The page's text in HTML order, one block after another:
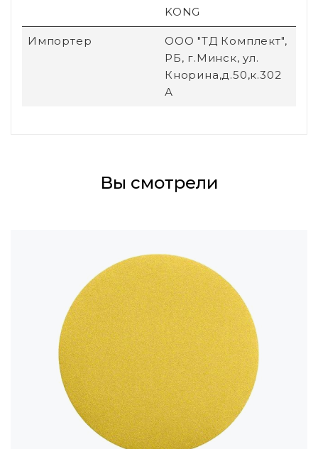
KONG
Импортер
ООО "ТД Комплект",
РБ, г.Минск, ул.
Кнорина,д.50,к.302
А
Вы смотрели